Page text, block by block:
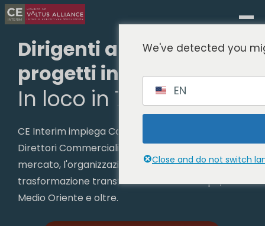
Dirigenti ad interim per
progetti internazionali
In loco in 72 ore.
CE Interim impiega Country Manager, COO e
Direttori Commerciali per guidare l'ingresso nel
mercato, l'organizzazione regionale o la
trasformazione transfrontaliera - in Europa,
Medio Oriente e oltre.
We've detected you
EN
Close and do not switch